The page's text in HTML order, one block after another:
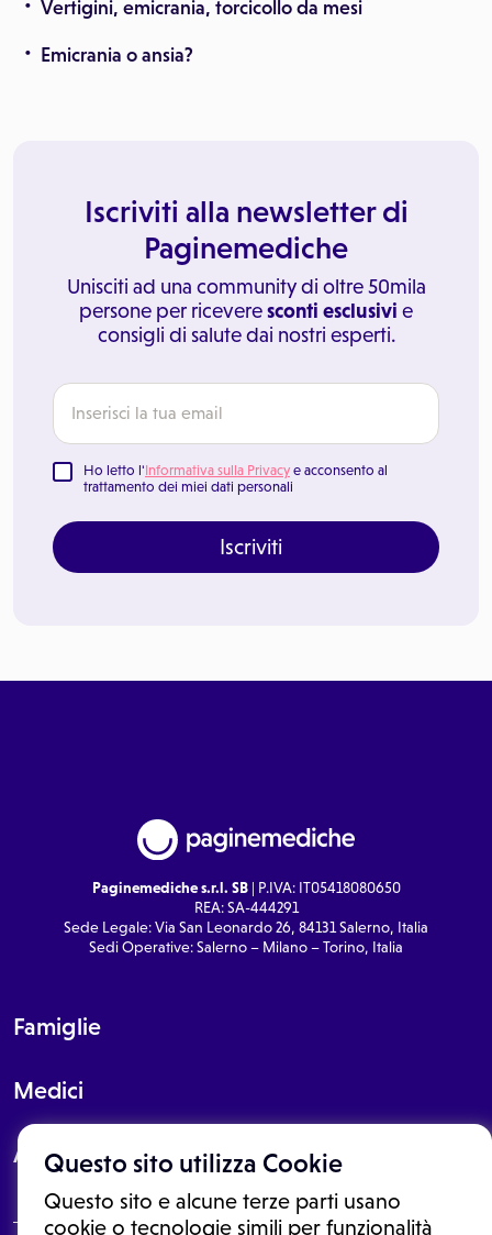
Questo sito utilizza Cookie
Questo sito e alcune terze parti usano
cookie o tecnologie simili per funzionalità
Vertigini, emicrania, torcicollo da mesi
Emicrania o ansia?
Iscriviti alla newsletter di
Paginemediche
Unisciti ad una community di oltre 50mila
persone per riceveresconti esclusivi e
consigli di salute dai nostri esperti.
Ho letto l'Informativa sulla Privacy e acconsento al
trattamento dei miei dati personali
Iscriviti
Paginemediche s.r.l. SB| P.IVA: IT05418080650
REA: SA-444291
Sede Legale: Via San Leonardo 26, 84131 Salerno, Italia
Sedi Operative: Salerno – Milano – Torino, Italia
Famiglie
Medici
About